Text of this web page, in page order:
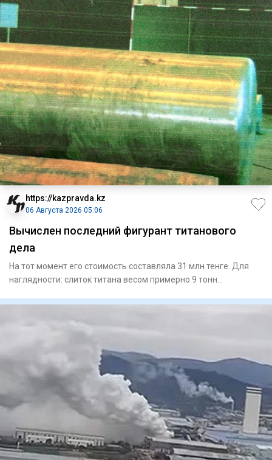
https://kazpravda.kz
06 Августа 2026 05:06
Вычислен последний фигурант титанового
дела
На тот момент его стоимость составляла 31 млн тенге. Для
наглядности: слиток титана весом примерно 9 тонн